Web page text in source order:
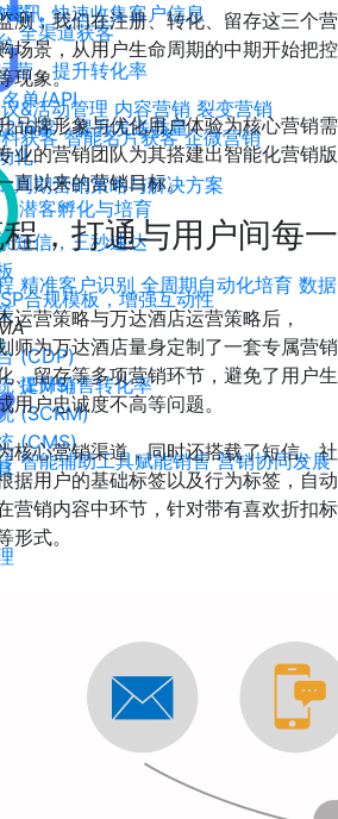
器，快速收集客户信息
营，提升转化率
单/API
216家，提升发送质量
化
周期营销策略与解决方案
短信，三秒速达
合规模板，增强互动性
(CDP)
(EMS)
(SCRM)
(CMS)
数据，提高ROI
维度报表，让决策更高效
全渠道获客
&活动管理 内容营销 裂变营销
获客 智能名片获客 企微营销
潜客孵化与培育
精准客户识别 全周期自动化培育 数据
提升销售转化率
智能辅助工具赋能销售 营销协同发展
资讯
测，我们在注册、转化、留存这三个营
场景，从用户生命周期的中期开始把控
现象。
品牌形象与优化用户体验为核心营销需
业的营销团队为其搭建出智能化营销版
直以来的营销目标。
，打通与用户间每一
运营策略与万达酒店运营策略后，
师为万达酒店量身定制了一套专属营销
、留存等多项营销环节，避免了用户生
户忠诚度不高等问题。
核心营销渠道，同时还搭载了短信、社
据用户的基础标签以及行为标签，自动
营销内容中环节，针对带有喜欢折扣标
式。